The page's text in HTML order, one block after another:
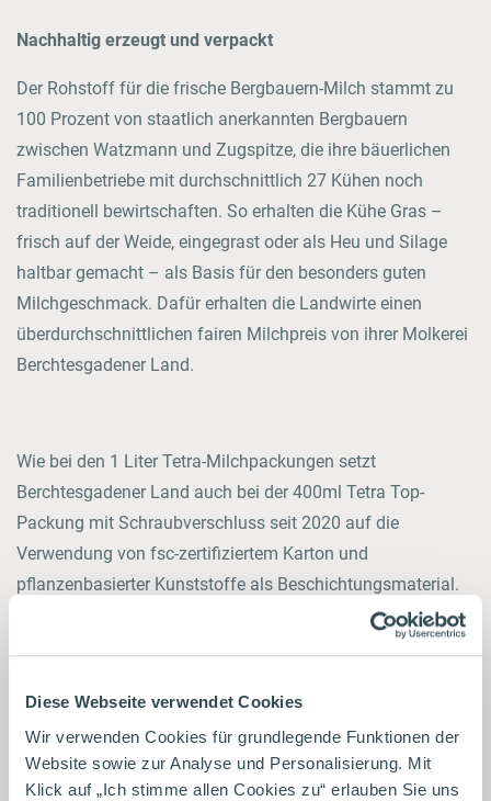
Diese Webseite verwendet Cookies
Wir verwenden Cookies für grundlegende Funktionen der
Website sowie zur Analyse und Personalisierung. Mit
Klick auf „Ich stimme allen Cookies zu“ erlauben Sie uns
Nachhaltig erzeugt und verpackt
Der Rohstoff für die frische Bergbauern-Milch stammt zu
100 Prozent von staatlich anerkannten Bergbauern
zwischen Watzmann und Zugspitze, die ihre bäuerlichen
Familienbetriebe mit durchschnittlich 27 Kühen noch
traditionell bewirtschaften. So erhalten die Kühe Gras –
frisch auf der Weide, eingegrast oder als Heu und Silage
haltbar gemacht – als Basis für den besonders guten
Milchgeschmack. Dafür erhalten die Landwirte einen
überdurchschnittlichen fairen Milchpreis von ihrer Molkerei
Berchtesgadener Land.
Wie bei den 1 Liter Tetra-Milchpackungen setzt
Berchtesgadener Land auch bei der 400ml Tetra Top-
Packung mit Schraubverschluss seit 2020 auf die
Verwendung von fsc-zertifiziertem Karton und
pflanzenbasierter Kunststoffe als Beschichtungsmaterial.
nachwachsenden Rohstoffen. Acht Tetra Top-Packungen à
angeboten. Der empfohlene LVP liegt bei 0,69 Cent für
400ml fettarme Bergbauern-Milch.